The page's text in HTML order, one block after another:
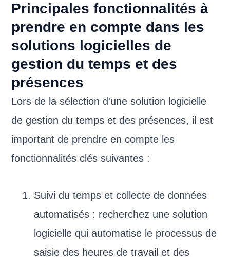
Principales fonctionnalités à
prendre en compte dans les
solutions logicielles de
gestion du temps et des
présences
Lors de la sélection d'une solution logicielle
de gestion du temps et des présences, il est
important de prendre en compte les
fonctionnalités clés suivantes :
Suivi du temps et collecte de données
automatisés : recherchez une solution
logicielle qui automatise le processus de
saisie des heures de travail et des